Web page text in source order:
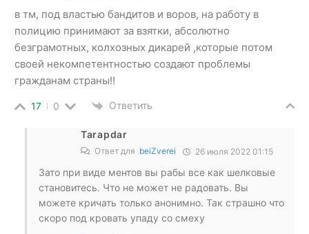
в тм, под властью бандитов и воров, на работу в
полицию принимают за взятки, абсолютно
безграмотных, колхозных дикарей ,которые потом
своей некомпетентностью создают проблемы
гражданам страны!!
17 0 Ответить
Tarapdar
Ответ для beiZverei 26 июля 2022 01:15
Зато при виде ментов вы рабы все как шелковые
становитесь. Что не может не радовать. Вы
можете кричать только анонимно. Так страшно что
скоро под кровать упаду со смеху